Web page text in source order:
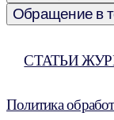
Обращение в
СТАТЬИ
Политика